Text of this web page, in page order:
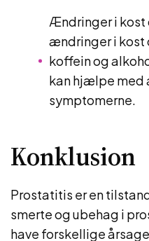
Ændringer i kost
ændringer i kost
koffein og
kan hjælpe med
symptomerne.
Konklusion
Prostatitis er en
smerte og ubehag i
have forskellige